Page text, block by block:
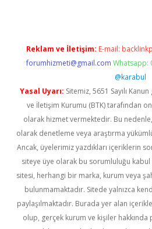
Reklam ve İletişim: E-mail:
forumhizmeti@gmail.com Whatsapp:
@karabul
Yasal Uyarı: Sitemiz, 5651 Sayılı
ve İletişim Kurumu (BTK) tarafından
olarak hizmet vermektedir. Bu
olarak denetleme veya araştırma
Ancak, üyelerimiz yazdıkları içeriklerin
siteye üye olarak bu sorumluluğu kabul
sitesi, herhangi bir marka, kurum veya
bulunmamaktadır. Sitede yalnızca
paylaşılmaktadır. Burada yer alan
olup, gerçek kurum ve kişiler hakkında